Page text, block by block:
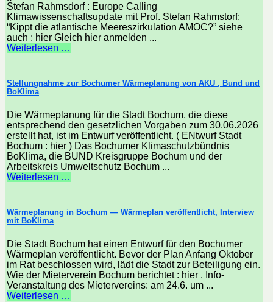
Stefan Rahmsdorf : Europe Calling
Klimawissenschaftsupdate mit Prof. Stefan Rahmstorf:
“Kippt die atlantische Meereszirkulation AMOC?” siehe
auch : hier Gleich hier anmelden ...
Weiterlesen …
Stellungnahme zur Bochumer Wärmeplanung von AKU , Bund und
BoKlima
Die Wärmeplanung für die Stadt Bochum, die diese
entsprechend den gesetzlichen Vorgaben zum 30.06.2026
erstellt hat, ist im Entwurf veröffentlicht. ( ENtwurf Stadt
Bochum : hier ) Das Bochumer Klimaschutzbündnis
BoKlima, die BUND Kreisgruppe Bochum und der
Arbeitskreis Umweltschutz Bochum ...
Weiterlesen …
Wärmeplanung in Bochum — Wärmeplan veröffentlicht, Interview
mit BoKlima
Die Stadt Bochum hat einen Entwurf für den Bochumer
Wärmeplan veröffentlicht. Bevor der Plan Anfang Oktober
im Rat beschlossen wird, lädt die Stadt zur Beteiligung ein.
Wie der Mieterverein Bochum berichtet : hier . Info-
Veranstaltung des Mietervereins: am 24.6. um ...
Weiterlesen …